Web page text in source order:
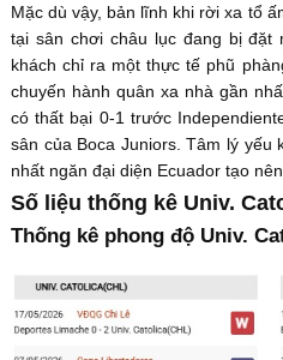
Mặc dù vậy, bản lĩnh khi rời xa tổ
tại sân chơi châu lục đang bị đặt
khách chỉ ra một thực tế phũ
chuyến hành quân xa nhà gần
có thất bại 0-1 trước
sân của Boca Juniors. Tâm lý yếu
nhất ngăn đại diện Ecuador tạo
Số liệu thống kê Univ.
Thống kê phong độ Univ.